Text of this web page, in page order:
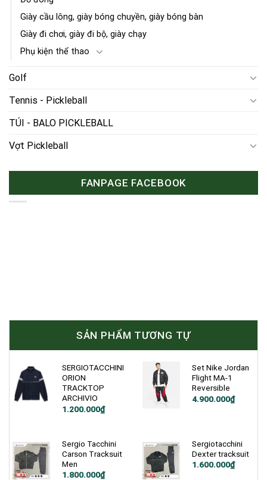
Giày cầu lông, giày bóng chuyền, giày bóng bàn
Giày đi chơi, giày đi bộ, giày chạy
Phụ kiện thể thao
Golf
Tennis - Pickleball
TÚI - BALO PICKLEBALL
Vợt Pickleball
FANPAGE FACEBOOK
SẢN PHẨM TƯƠNG TỰ
SERGIOTACCHINI
ORION
TRACKTOP
ARCHIVIO
1.200.000₫
Set Nike Jordan
Flight MA-1
Reversible
4.900.000₫
Sergio Tacchini
Carson Tracksuit
Men
Giá
1.800.000₫
Giá
Sergiotacchini
Dexter tracksuit
Giá
1.600.000₫
Giá